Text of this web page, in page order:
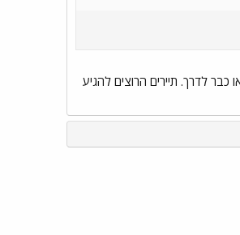
יצאו כבר לדרך. תיירים הרוצים להגיע